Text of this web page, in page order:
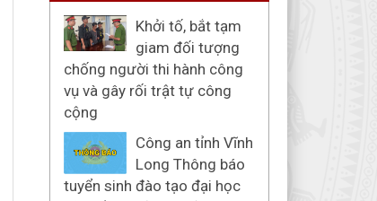
Khởi tố, bắt tạm
giam đối tượng
chống người thi hành công
vụ và gây rối trật tự công
cộng
Công an tỉnh Vĩnh
Long Thông báo
tuyển sinh đào tạo đại học